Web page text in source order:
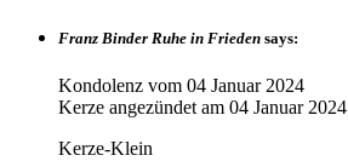
Franz Binder Ruhe in Frieden says:
Kondolenz vom 04 Januar 2024
Kerze angezündet am 04 Januar 2024
Kerze-Klein